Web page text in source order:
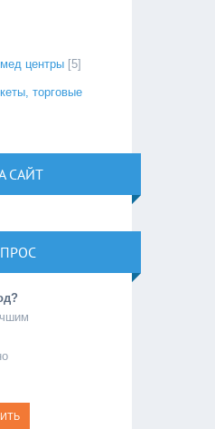
центры [5]
торговые
САЙТ